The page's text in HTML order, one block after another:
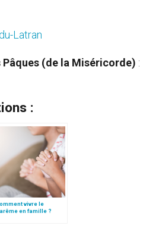
Latran
Pâques (de la Miséricorde) :
:
vivre le
en famille ?